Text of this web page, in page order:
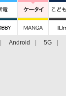
Android 5G